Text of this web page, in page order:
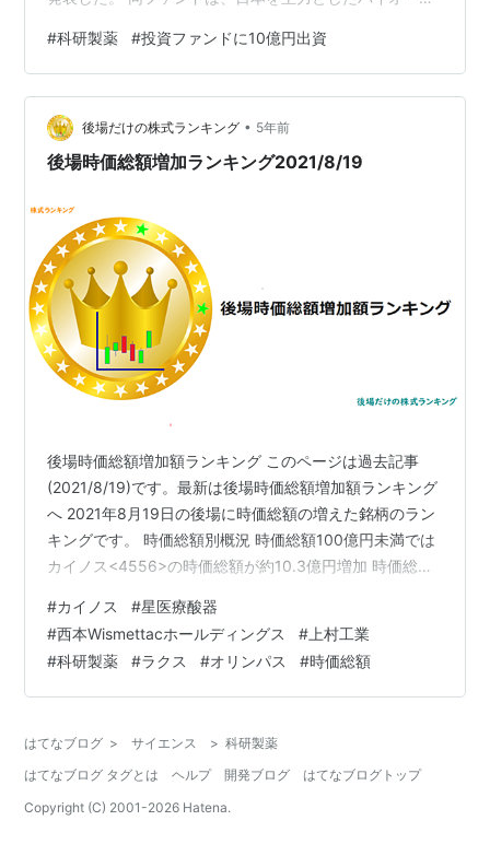
療、ヘルステック分野の未上場ベンチャーに投資するフ
ァンド。
#科研製薬 #投資ファンドに10億円出資
後場だけの株式ランキング • 5年前
後場時価総額増加ランキング2021/8/19
後場時価総額増加額ランキング このページは過去記事
(2021/8/19)です。最新は後場時価総額増加額ランキング
へ 2021年8月19日の後場に時価総額の増えた銘柄のラン
キングです。 時価総額別概況 時価総額100億円未満では
カイノス<4556>の時価総額が約10.3億円増加 時価総額
約19.7億円増加 時価総額500億円までの銘柄では西本
Wismettacホールディングス<9260>の時価総額が約
35.2億円増加 時価総額1,000億円までの銘柄では上村工
業<4966>の時価総額が約4.9億円増加 時価総額3,000億
#カイノス #星医療酸器
#西本Wismettacホールディングス # 上村工業
#科研製薬 #ラクス #オリンパス #時価総額
はてなブログ > サイエンス > 科研製薬
はてなブログ タグとは
ヘルプ 開発ブログ
はてなブログトップ
Copyright (C) 2001-2026 Hatena.